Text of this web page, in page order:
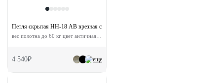
еще
Петля скрытая HH-18 AB врезная с 3D-регулировкой
4 540₽